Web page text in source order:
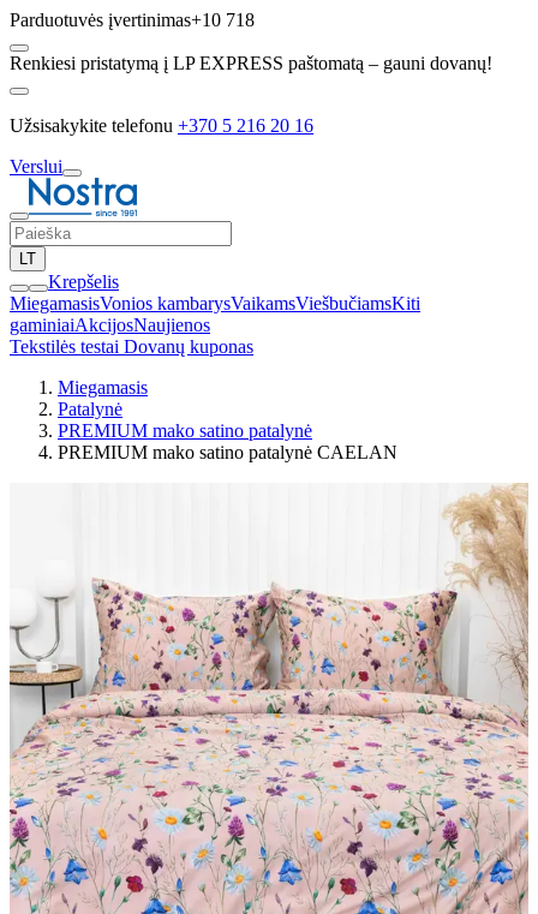
Parduotuvės įvertinimas+10 718
Renkiesi pristatymą į LP EXPRESS paštomatą – gauni dovanų!
Užsisakykite telefonu +370 5 216 20 16
Verslui
LT
Krepšelis
MiegamasisVonios kambarysVaikamsViešbučiamsKiti
gaminiaiAkcijosNaujienos
Tekstilės testai Dovanų kuponas
Miegamasis
Patalynė
PREMIUM mako satino patalynė
PREMIUM mako satino patalynė CAELAN